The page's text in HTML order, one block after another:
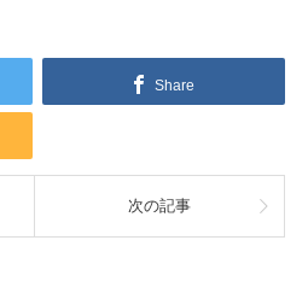
Share
次の記事